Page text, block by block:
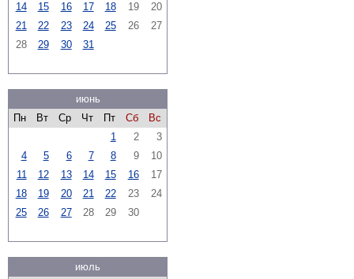
14
15 16 17 18 19
20
21
22 23 24 25 26
27
28
29 30 31
июнь
Пн
Вт Ср Чт Пт Сб
Вс
1
2
3
4
5 6 7 8 9
10
11
12 13 14 15 16
17
18
19 20 21 22 23
24
25
26 27 28 29 30
июль